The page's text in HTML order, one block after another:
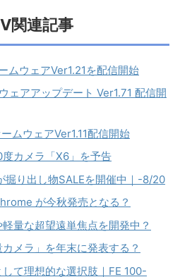
関連記事
ムウェアVer1.21を配信開始
ェアアップデート Ver1.71 配信開
ムウェアVer1.11配信開始
カメラ「X6」を予告
掘り出し物SALEを開催中｜-8/20
が今秋発売となる？
量な超望遠単焦点を開発中？
メラ」を年末に発表する？
て理想的な選択肢｜FE 100-